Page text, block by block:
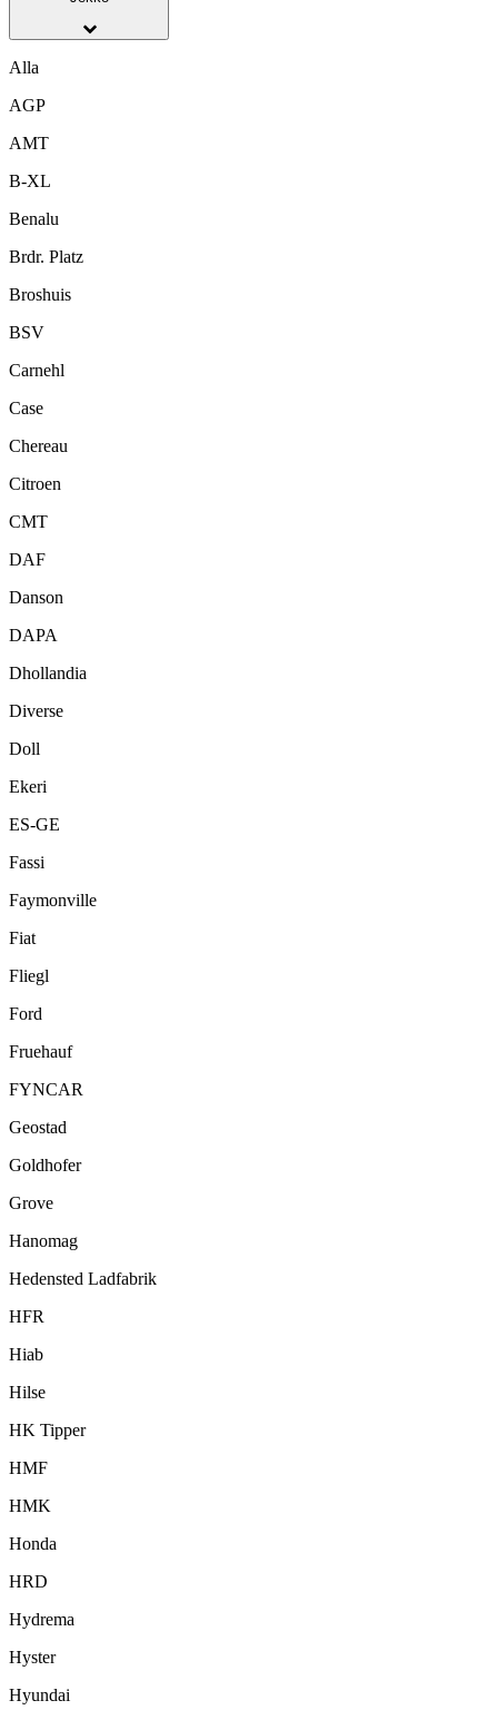
Alla
AGP
AMT
B-XL
Benalu
Brdr. Platz
Broshuis
BSV
Carnehl
Case
Chereau
Citroen
CMT
DAF
Danson
DAPA
Dhollandia
Diverse
Doll
Ekeri
ES-GE
Fassi
Faymonville
Fiat
Fliegl
Ford
Fruehauf
FYNCAR
Geostad
Goldhofer
Grove
Hanomag
Hedensted Ladfabrik
HFR
Hiab
Hilse
HK Tipper
HMF
HMK
Honda
HRD
Hydrema
Hyster
Hyundai